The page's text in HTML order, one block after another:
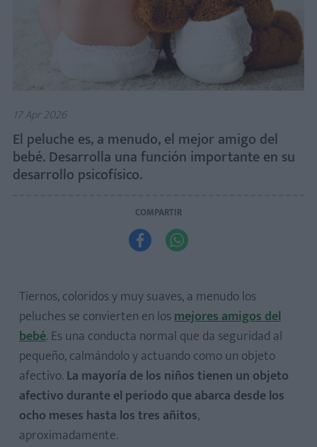
17 Apr 2026
El peluche es, a menudo, el mejor amigo del
bebé. Desarrolla una función importante en su
desarrollo psicofísico.
COMPARTIR
 
Tiernos, coloridos y muy suaves, a menudo los
peluches se convierten en losmejores amigos del
bebé. Es una conducta normal que da seguridad al
pequeño, calmándolo y actuando como un objeto
afectivo. La mayoría de los niños tienen un objeto
afectivo durante el periodo que abarca desde los
ocho meses hasta los tres añitos,
aproximadamente.